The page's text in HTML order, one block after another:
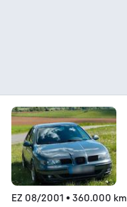
EZ 08/2001 • 360.000 km